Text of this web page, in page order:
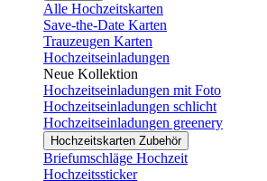
Alle Hochzeitskarten
Save-the-Date Karten
Trauzeugen Karten
Hochzeitseinladungen
Neue Kollektion
Hochzeitseinladungen mit Foto
Hochzeitseinladungen schlicht
Hochzeitseinladungen greenery
Hochzeitskarten Zubehör
Briefumschläge Hochzeit
Hochzeitssticker